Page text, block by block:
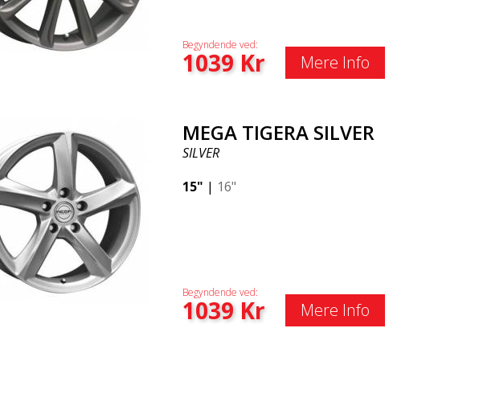
Begyndende ved:
1039Kr Mere Info
MEGA TIGERA SILVER
SILVER
15" | 16"
Begyndende ved:
1039Kr Mere Info